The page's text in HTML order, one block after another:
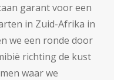
garant voor een
in Zuid-Afrika in
we een ronde door
richting de kust
waar we